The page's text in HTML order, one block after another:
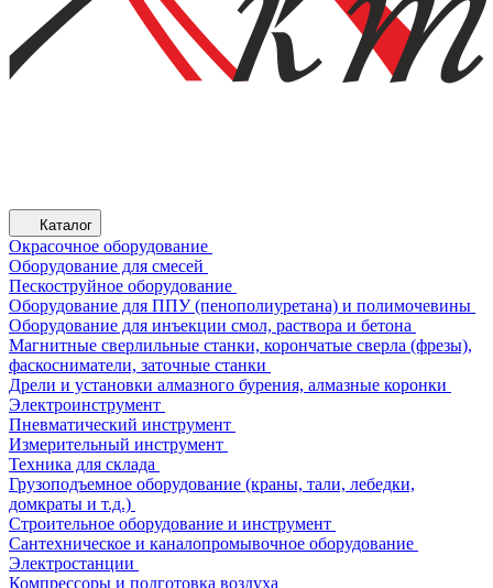
Каталог
Окрасочное оборудование
Оборудование для смесей
Пескоструйное оборудование
Оборудование для ППУ (пенополиуретана) и полимочевины
Оборудование для инъекции смол, раствора и бетона
Магнитные сверлильные станки, корончатые сверла (фрезы),
фаскосниматели, заточные станки
Дрели и установки алмазного бурения, алмазные коронки
Электроинструмент
Пневматический инструмент
Измерительный инструмент
Техника для склада
Грузоподъемное оборудование (краны, тали, лебедки,
домкраты и т.д.)
Строительное оборудование и инструмент
Сантехническое и каналопромывочное оборудование
Электростанции
Компрессоры и подготовка воздуха